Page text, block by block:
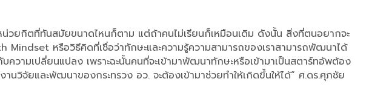
วยกิตที่ทันสมัยขนาดไหนก็ตาม แต่ถ้าคนไม่เรียนก็เหมือนเดิม ดังนั้น สิ่งที่ตนอยากจะ
หรือวิธีคิดที่เชื่อว่าทักษะและความรู้ความสามารถของเราสามารถพัฒนาได้
วามเปลี่ยนแปลง เพราะฉะนั้นคนที่จะเข้ามาพัฒนาทักษะหรือเข้ามาเป็นสตาร์ทอัพต้อง
วิจัยและพัฒนาของกระทรวง อว. จะต้องเข้ามาช่วยทำให้เกิดขึ้นให้ได้“ ศ.ดร.ศุภชัย